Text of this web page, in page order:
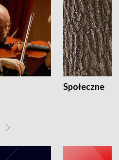
Społeczne